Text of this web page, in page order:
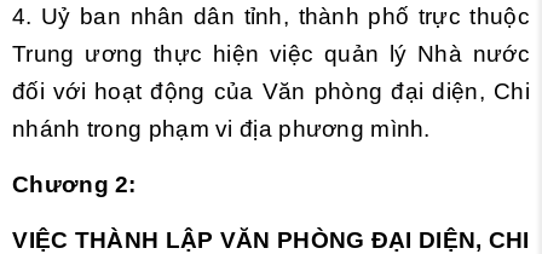
4. Uỷ ban nhân dân tỉnh, thành phố trực thuộc
Trung ương thực hiện việc quản lý Nhà nước
đối với hoạt động của Văn phòng đại diện, Chi
nhánh trong phạm vi địa phương mình.
Chương 2:
VIỆC THÀNH LẬP VĂN PHÒNG ĐẠI DIỆN, CHI